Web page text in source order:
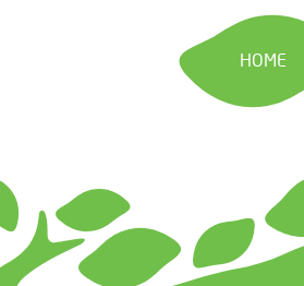
HOME